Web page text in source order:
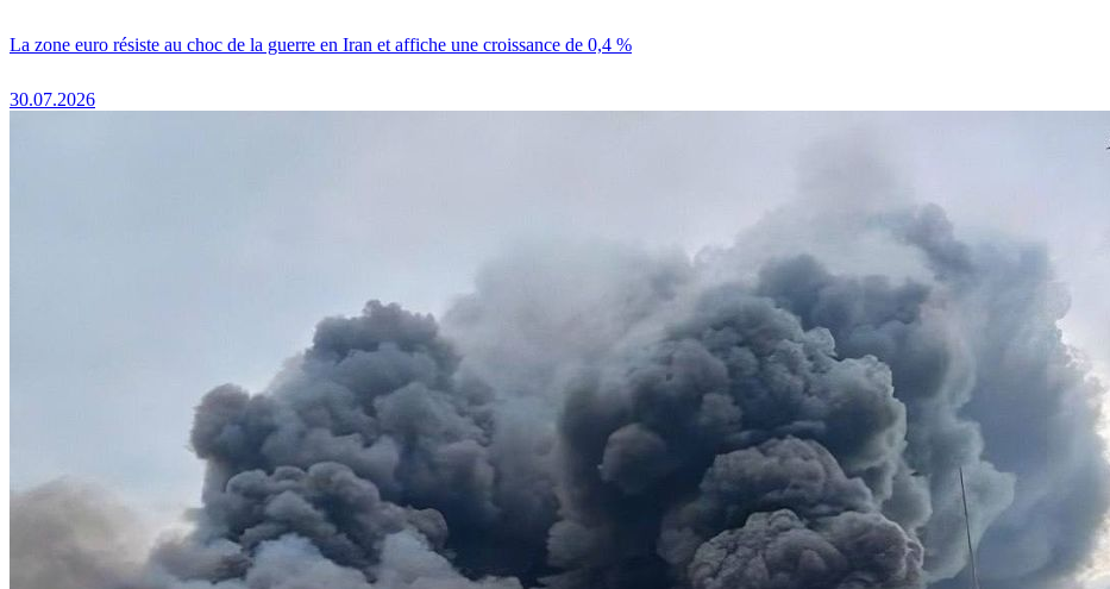
La zone euro résiste au choc de la guerre en Iran et affiche une croissance de 0,4 %
30.07.2026